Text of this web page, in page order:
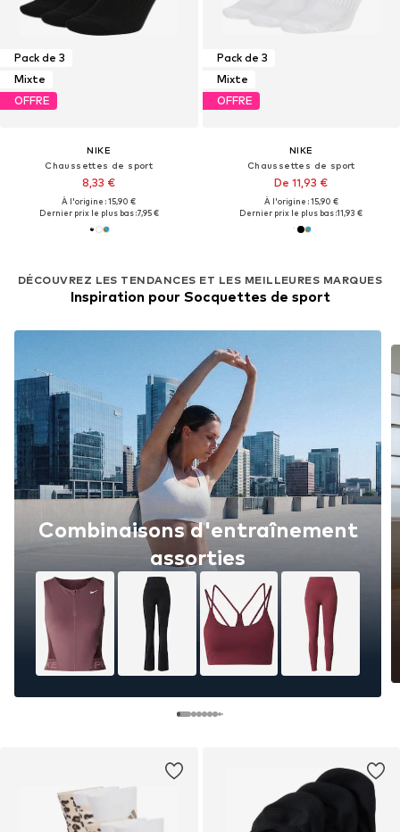
Pack de 3
Mixte
OFFRE
NIKE
Chaussettes de sport
8,33 €
À l'origine : 15,90 €
Dernier prix le plus bas :7,95 €
Pack de 3
Mixte
OFFRE
NIKE
Chaussettes de sport
De 11,93 €
À l'origine : 15,90 €
Dernier prix le plus bas :11,93 €
DÉCOUVREZ LES TENDANCES ET LES MEILLEURES MARQUES
Inspiration pour Socquettes de sport
Combinaisons d'entraînement
assorties